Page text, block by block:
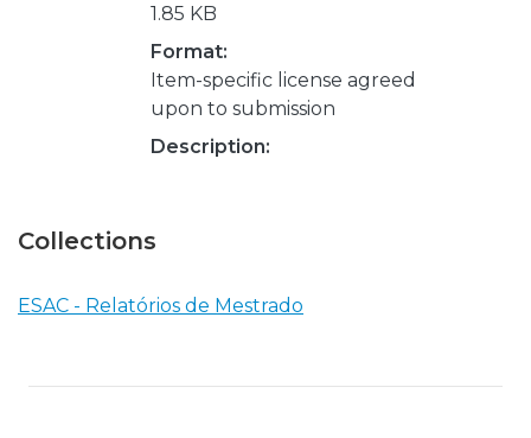
1.85 KB
Format:
Item-specific license agreed
upon to submission
Description:
Collections
ESAC - Relatórios de Mestrado